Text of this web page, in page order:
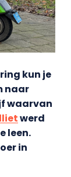
kun je
naar
waarvan
werd
leen.
in